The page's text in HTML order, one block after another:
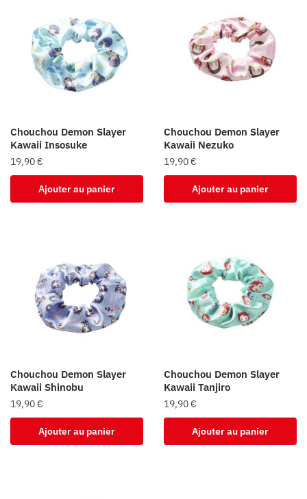
Chouchou Demon Slayer
Kawaii Insosuke
19,90€
Ajouter au panier
Chouchou Demon Slayer
Kawaii Nezuko
19,90€
Ajouter au panier
Chouchou Demon Slayer
Kawaii Shinobu
19,90€
Ajouter au panier
Chouchou Demon Slayer
Kawaii Tanjiro
19,90€
Ajouter au panier